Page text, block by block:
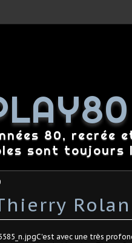
80, recrée
sont toujours
C'est avec une très